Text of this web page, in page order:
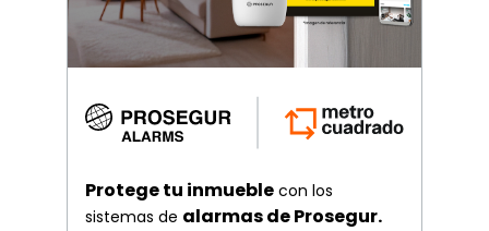
Protege tu inmueble con los
sistemas de alarmas de Prosegur.